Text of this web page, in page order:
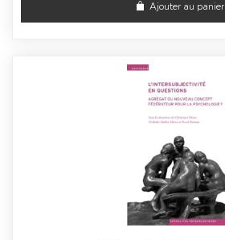
Ajouter au panier